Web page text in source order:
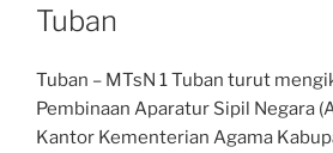
Tuban
Tuban – MTsN 1 Tuban turut
Pembinaan Aparatur Sipil Negara
Kantor Kementerian Agama